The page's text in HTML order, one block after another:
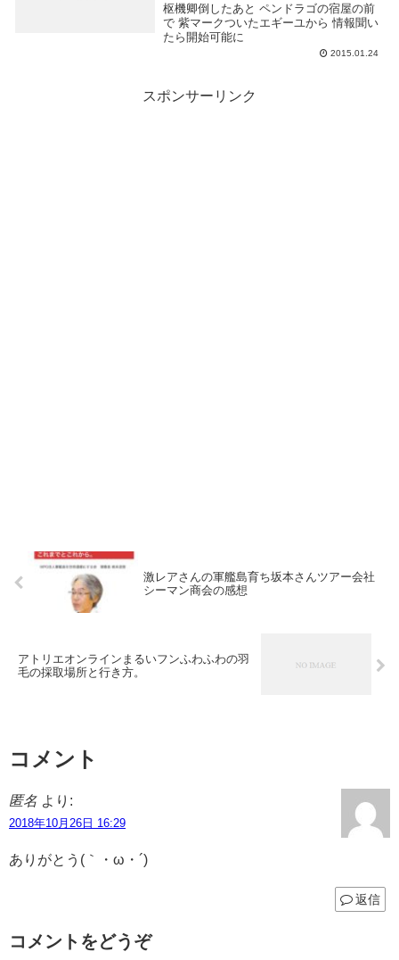
枢機卿倒したあと ペンドラゴの宿屋の前
で 紫マークついたエギーユから 情報聞い
たら開始可能に
2015.01.24
スポンサーリンク
激レアさんの軍艦島育ち坂本さんツアー会社
シーマン商会の感想
アトリエオンラインまるいフンふわふわの羽
毛の採取場所と行き方。
コメント
匿名 より:
2018年10月26日 16:29
ありがとう(｀・ω・´)
返信
コメントをどうぞ